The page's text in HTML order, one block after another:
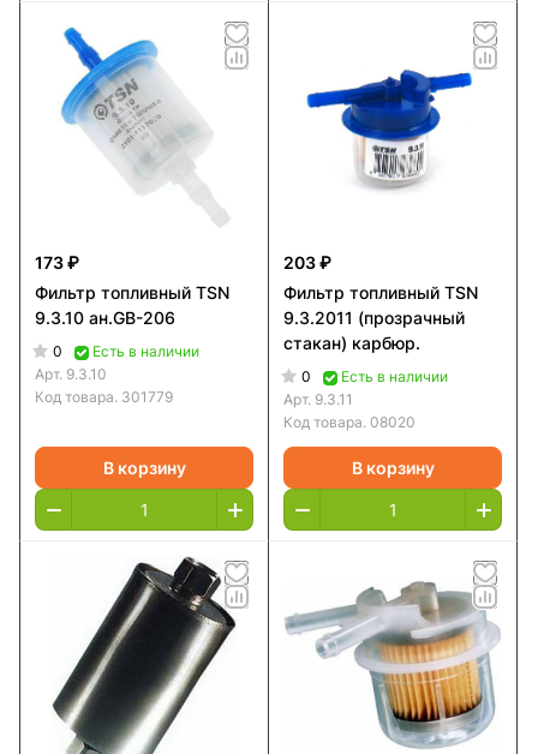
173 ₽
Фильтр топливный TSN
9.3.10 ан.GB-206
0
Есть в наличии
Арт. 9.3.10
Код товара. 301779
В корзину
203 ₽
Фильтр топливный TSN
9.3.2011 (прозрачный
стакан) карбюр.
0
Есть в наличии
Арт. 9.3.11
Код товара. 08020
В корзину